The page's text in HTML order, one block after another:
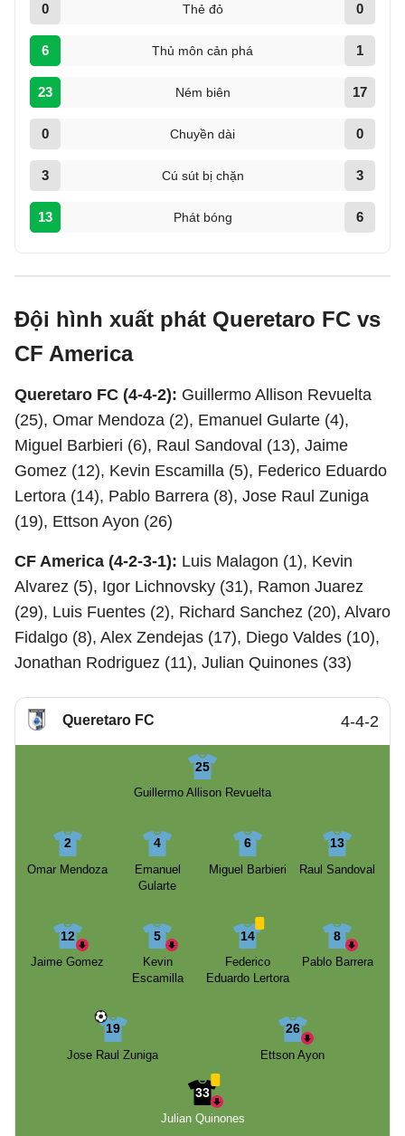
0 Thẻ đỏ 0
6 Thủ môn cản phá 1
23 Ném biên 17
0 Chuyền dài 0
3 Cú sút bị chặn 3
13 Phát bóng 6
Đội hình xuất phát Queretaro FC vs
CF America
Queretaro FC (4-4-2): Guillermo Allison Revuelta
(25), Omar Mendoza (2), Emanuel Gularte (4),
Miguel Barbieri (6), Raul Sandoval (13), Jaime
Gomez (12), Kevin Escamilla (5), Federico Eduardo
Lertora (14), Pablo Barrera (8), Jose Raul Zuniga
(19), Ettson Ayon (26)
CF America (4-2-3-1): Luis Malagon (1), Kevin
Alvarez (5), Igor Lichnovsky (31), Ramon Juarez
(29), Luis Fuentes (2), Richard Sanchez (20), Alvaro
Fidalgo (8), Alex Zendejas (17), Diego Valdes (10),
Jonathan Rodriguez (11), Julian Quinones (33)
Queretaro FC 4-4-2
25
Guillermo Allison Revuelta
2
Omar Mendoza
4
Emanuel
Gularte
6
Miguel Barbieri
13
Raul Sandoval
12
Jaime Gomez
5
Kevin
Escamilla
14
Federico
Eduardo Lertora
8
Pablo Barrera
19
Jose Raul Zuniga
26
Ettson Ayon
33
Julian Quinones